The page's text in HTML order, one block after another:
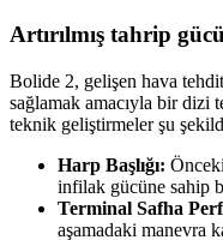
Artırılmış tahrip
Bolide 2, gelişen hava
sağlamak amacıyla bir dizi
teknik geliştirmeler şu
Harp Başlığı:
infilak gücüne sahip
Terminal Safha
aşamadaki manevra